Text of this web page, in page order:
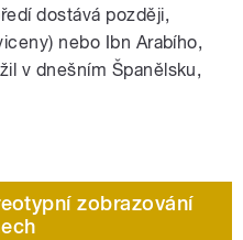
dostává později,
nebo Ibn Arabího,
v dnešním Španělsku,
zobrazování